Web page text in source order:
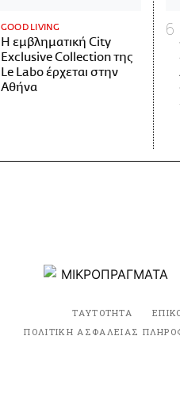
GOOD LIVING
Η εμβληματική City
Exclusive Collection της
Le Labo έρχεται στην
Αθήνα
ΤΑΥΤΟΤΗΤΑ
ΠΟΛΙΤΙΚΗ ΑΣΦΑΛΕΙΑΣ